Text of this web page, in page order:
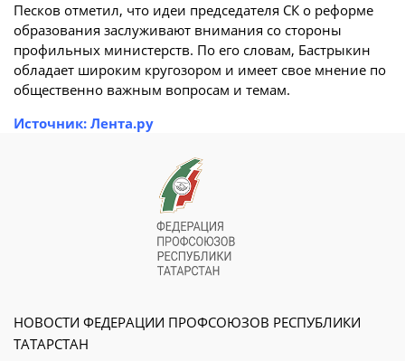
Песков отметил, что идеи председателя СК о реформе
образования заслуживают внимания со стороны
профильных министерств. По его словам, Бастрыкин
обладает широким кругозором и имеет свое мнение по
общественно важным вопросам и темам.
Источник: Лента.ру
НОВОСТИ ФЕДЕРАЦИИ ПРОФСОЮЗОВ РЕСПУБЛИКИ
ТАТАРСТАН